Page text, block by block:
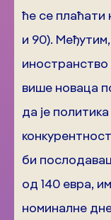
ће се плаћати
и 90).
иностранство
више новаца
да је
би
од 140 евра,
номиналне